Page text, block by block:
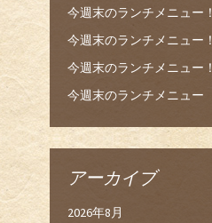
今週末のランチメニュー！
今週末のランチメニュー！
今週末のランチメニュー！
今週末のランチメニュー
アーカイブ
2026年8月